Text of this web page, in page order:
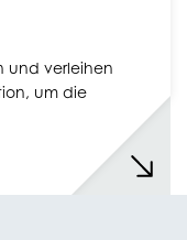
und verleihen
um die